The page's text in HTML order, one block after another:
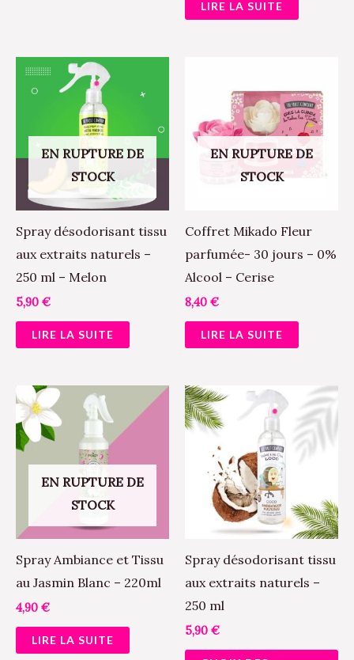
produit
LIRE LA SUITE
EN RUPTURE DE
STOCK
Spray désodorisant tissu
aux extraits naturels –
250 ml – Melon
5,90 €
LIRE LA SUITE
EN RUPTURE DE
STOCK
Coffret Mikado Fleur
parfumée- 30 jours – 0%
Alcool – Cerise
8,40 €
LIRE LA SUITE
EN RUPTURE DE
STOCK
Spray Ambiance et Tissu
au Jasmin Blanc – 220ml
4,90 €
LIRE LA SUITE
Spray désodorisant tissu
aux extraits naturels –
250 ml
5,90 €
Ce
la